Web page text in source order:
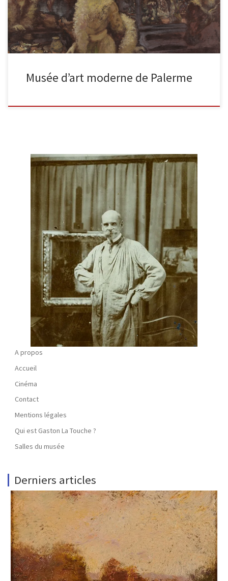
Musée d’art moderne de Palerme
A propos
Accueil
Cinéma
Contact
Mentions légales
Qui est Gaston La Touche ?
Salles du musée
Derniers articles